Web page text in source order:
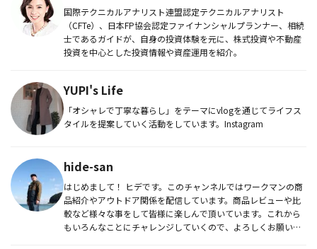
国際テクニカルアナリスト連盟認定テクニカルアナリスト
（CFTe）、日本FP協会認定ファイナンシャルプランナー、相続
士であるガイドが、自身の投資体験を元に、株式投資や不動産
投資を中心とした投資情報や資産運用を紹介。
YUPI's Life
「オシャレで丁寧な暮らし」をテーマにvlogを通じてライフス
タイルを提案していく活動をしています。Instagram
hide-san
はじめまして！ ヒデです。このチャンネルではワークマンの商
品紹介やアウトドア関係を配信しています。商品レビューや比
較など様々な事をして皆様に楽しんで頂いています。これから
もいろんなことにチャレンジしていくので、よろしくお願いし